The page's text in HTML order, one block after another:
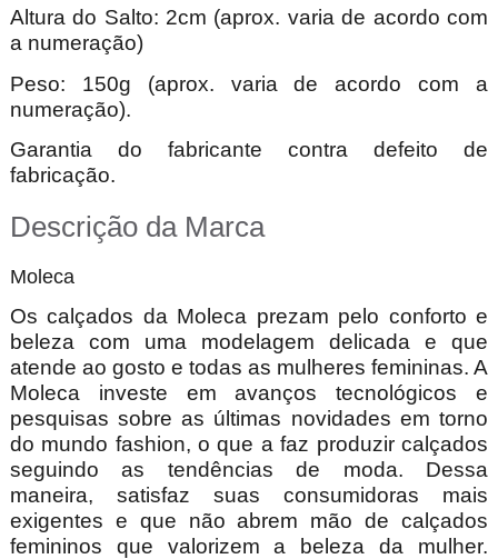
Altura do Salto: 2cm (aprox. varia de acordo com
a numeração)
Peso: 150g (aprox. varia de acordo com a
numeração).
Garantia do fabricante contra defeito de
fabricação.
Descrição da Marca
Moleca
Os calçados da Moleca prezam pelo conforto e
beleza com uma modelagem delicada e que
atende ao gosto e todas as mulheres femininas. A
Moleca investe em avanços tecnológicos e
pesquisas sobre as últimas novidades em torno
do mundo fashion, o que a faz produzir calçados
seguindo as tendências de moda. Dessa
maneira, satisfaz suas consumidoras mais
exigentes e que não abrem mão de calçados
femininos que valorizem a beleza da mulher.